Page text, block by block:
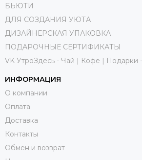
БЬЮТИ
ДЛЯ СОЗДАНИЯ УЮТА
ДИЗАЙНЕРСКАЯ УПАКОВКА
ПОДАРОЧНЫЕ СЕРТИФИКАТЫ
VK УтроЗдесь - Чай | Кофе | Подарки
ИНФОРМАЦИЯ
О компании
Оплата
Доставка
Контакты
Обмен и возврат